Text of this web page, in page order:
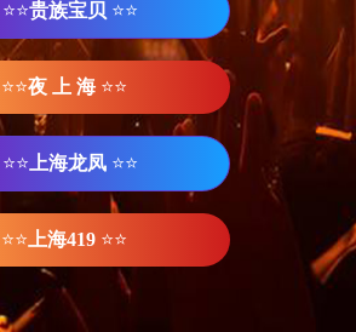
⭐⭐贵族宝贝 ⭐⭐
⭐⭐夜 上 海 ⭐⭐
⭐⭐ 上海龙凤 ⭐⭐
⭐⭐ 上海419 ⭐⭐